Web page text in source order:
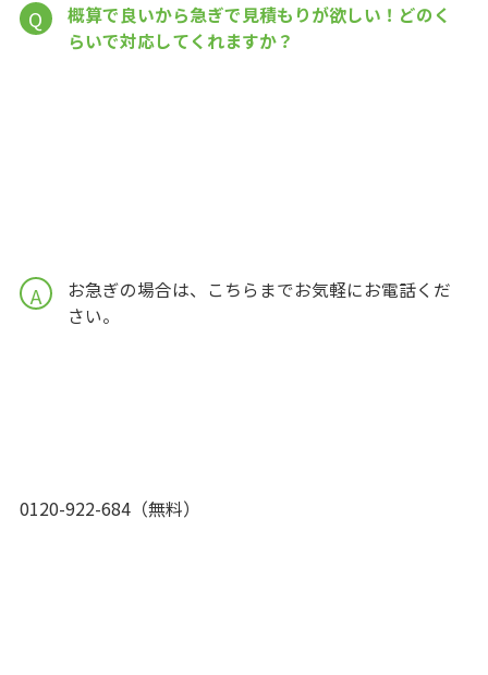
Q
概算で良いから急ぎで見積もりが欲しい！どのく
らいで対応してくれますか？
A
お急ぎの場合は、こちらまでお気軽にお電話くだ
さい。
0120-922-684（無料）